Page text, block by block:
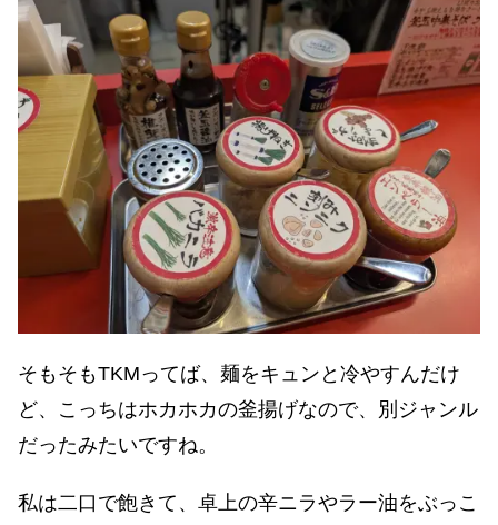
そもそもTKMってば、麺をキュンと冷やすんだけ
ど、こっちはホカホカの釜揚げなので、別ジャンル
だったみたいですね。
私は二口で飽きて、卓上の辛ニラやラー油をぶっこ